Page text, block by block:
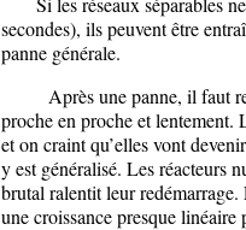
secondes), ils peuvent être
panne générale.
Après une panne, il faut
proche en proche et lentement.
et on craint qu’elles vont
y est généralisé. Les réacteurs
brutal ralentit leur redémarrage.
une croissance presque linéaire